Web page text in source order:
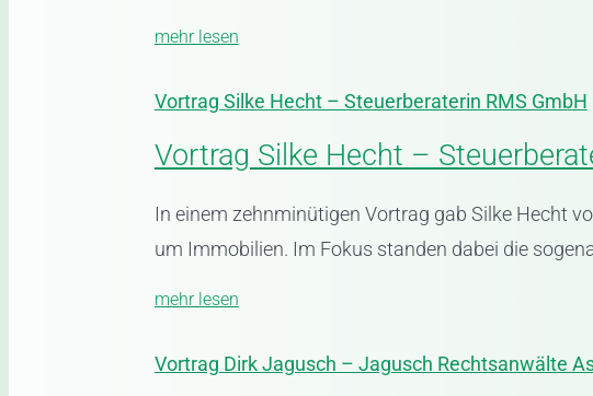
mehr lesen
Vortrag Silke Hecht – Steuerberaterin RMS GmbH
Vortrag Silke Hecht –
In einem zehnminütigen Vortrag gab Silke Hecht
um Immobilien. Im Fokus standen dabei die
mehr lesen
Vortrag Dirk Jagusch – Jagusch Rechtsanwälte